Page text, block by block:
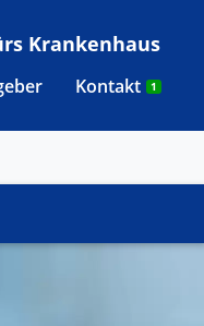
Kontakt 1
Krankenhaus